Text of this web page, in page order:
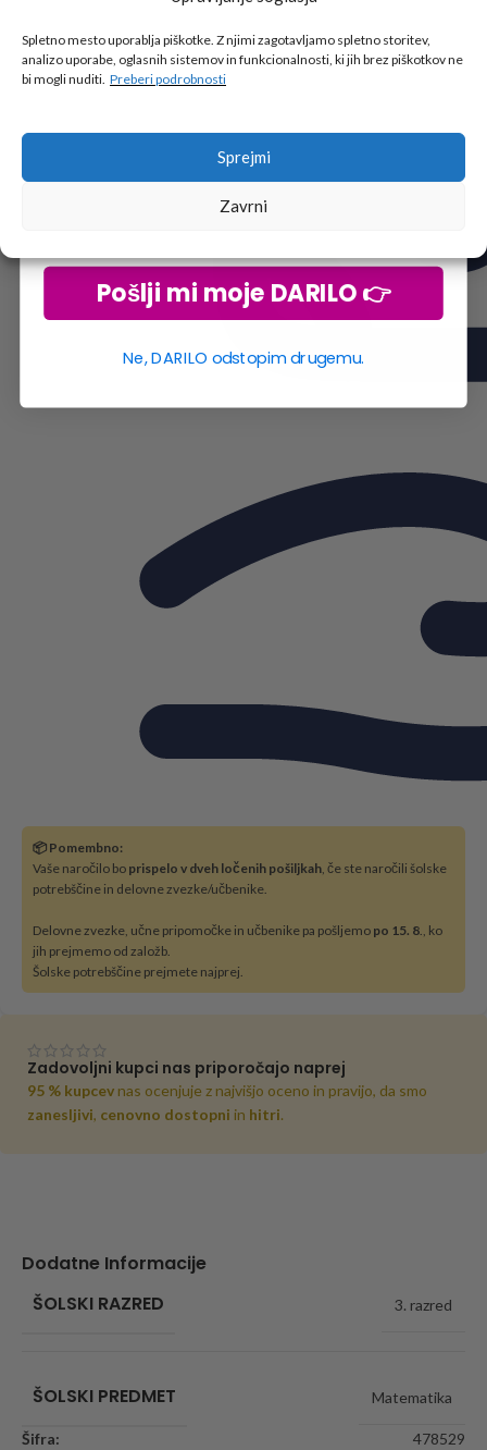
Spletno mesto uporablja piškotke. Z njimi zagotavljamo spletno storitev,
analizo uporabe, oglasnih sistemov in funkcionalnosti, ki jih brez piškotkov ne
bi mogli nuditi. Preberi podrobnosti
Sprejmi
Zavrni
📦 Pomembno:
Vaše naročilo bo prispelo v dveh ločenih pošiljkah , če ste naročili šolske
potrebščine in delovne zvezke/učbenike.
Delovne zvezke, učne pripomočke in učbenike pa pošljemo po 15. 8 ., ko
jih prejmemo od založb.
Šolske potrebščine prejmete najprej.
Zadovoljni kupci nas priporočajo naprej
95 % kupcev nas ocenjuje z najvišjo oceno in pravijo, da smo
zanesljivi, cenovno dostopni in hitri.
Dodatne Informacije
ŠOLSKI RAZRED
3. razred
ŠOLSKI PREDMET Matematika
Šifra:
478529
Tukaj je!
🎁 DARILO
Vpiši podatke za prejem darila
Pošlji mi moje DARILO 👉
Ne, DARILO odstopim drugemu.